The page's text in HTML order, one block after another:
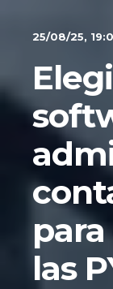
25/08/25,
las